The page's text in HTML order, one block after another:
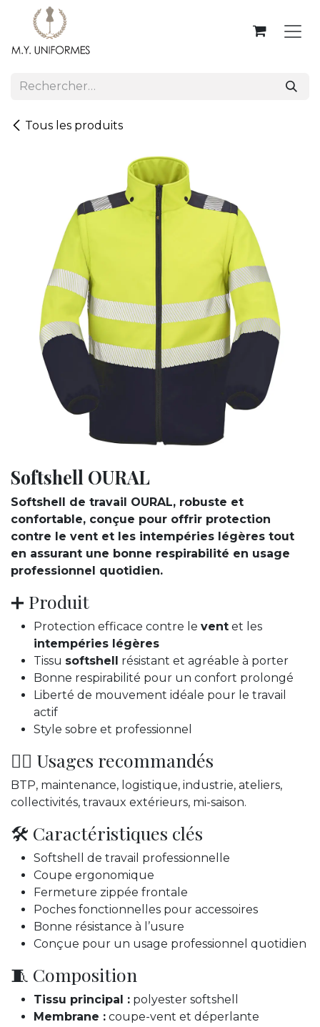
Se rendre au contenu
Tous les produits
Softshell OURAL
Softshell de travail OURAL, robuste et
confortable, conçue pour offrir protection
contre le vent et les intempéries légères tout
en assurant une bonne respirabilité en usage
professionnel quotidien.
➕ Produit
Protection efficace contre le vent et les
intempéries légères
Tissu softshell résistant et agréable à porter
Bonne respirabilité pour un confort prolongé
Liberté de mouvement idéale pour le travail
actif
Style sobre et professionnel
👷‍♂️ Usages recommandés
BTP, maintenance, logistique, industrie, ateliers,
collectivités, travaux extérieurs, mi-saison.
🛠️ Caractéristiques clés
Softshell de travail professionnelle
Coupe ergonomique
Fermeture zippée frontale
Poches fonctionnelles pour accessoires
Bonne résistance à l’usure
Conçue pour un usage professionnel quotidien
🧵 Composition
Tissu principal : polyester softshell
Membrane : coupe-vent et déperlante